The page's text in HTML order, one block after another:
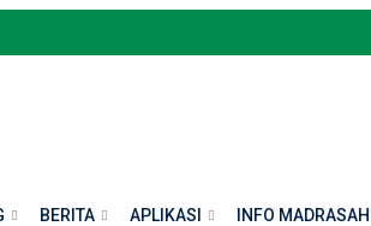
BERITA APLIKASI INFO MADRASAH